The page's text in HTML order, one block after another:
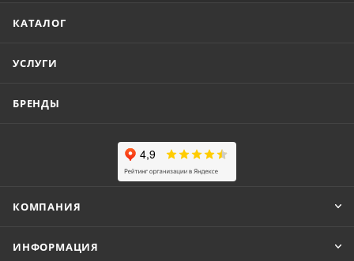
КАТАЛОГ
УСЛУГИ
БРЕНДЫ
КОМПАНИЯ
ИНФОРМАЦИЯ